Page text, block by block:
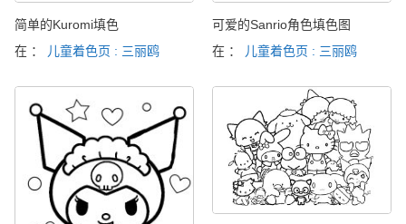
简单的Kuromi填色
在 ：
儿童着色页 : 三丽鸥
可爱的Sanrio角色填色图
在 ：
儿童着色页 : 三丽鸥